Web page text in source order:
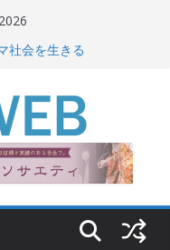
社会を生きる